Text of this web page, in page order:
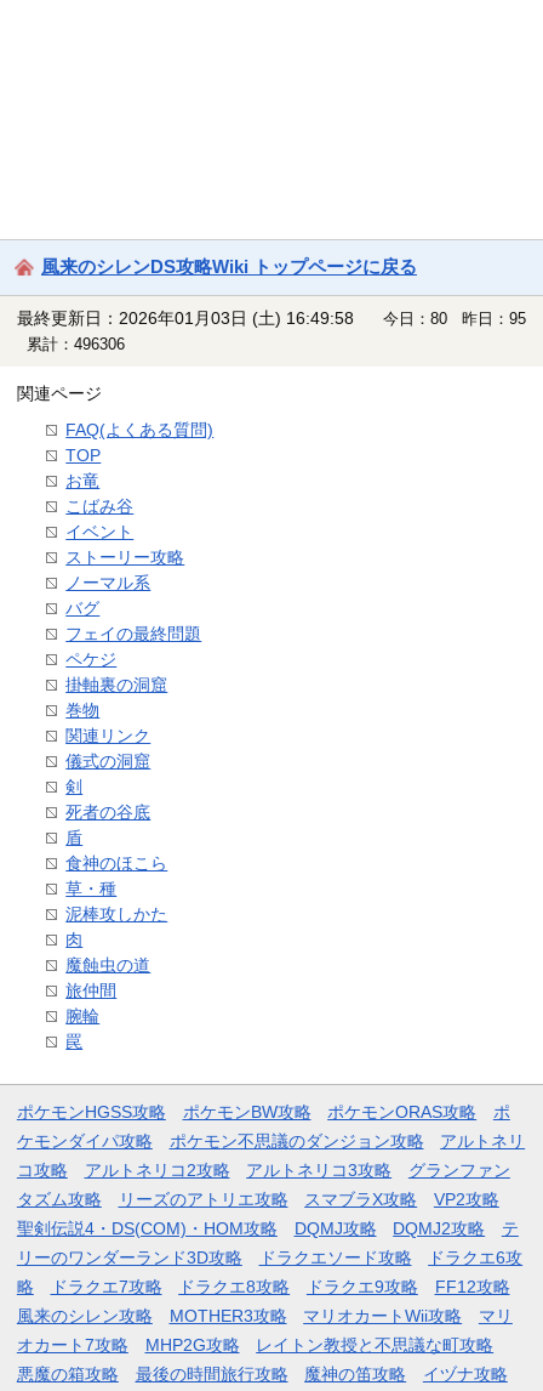
風来のシレンDS攻略Wiki トップページに戻る
最終更新日：2026年01月03日 (土) 16:49:58
今日：80 昨日：95
累計：496306
関連ページ
FAQ(よくある質問)
TOP
お竜
こばみ谷
イベント
ストーリー攻略
ノーマル系
バグ
フェイの最終問題
ペケジ
掛軸裏の洞窟
巻物
関連リンク
儀式の洞窟
剣
死者の谷底
盾
食神のほこら
草・種
泥棒攻しかた
肉
魔蝕虫の道
旅仲間
腕輪
罠
ポケモンHGSS攻略 ポケモンBW攻略 ポケモンORAS攻略
ポ
ケモンダイパ攻略
ポケモン不思議のダンジョン攻略
アルトネリ
コ攻略
アルトネリコ2攻略 アルトネリコ3攻略
グランファン
タズム攻略
リーズのアトリエ攻略 スマブラX攻略
VP2攻略
聖剣伝説4・DS(COM)・HOM攻略
DQMJ攻略 DQMJ2攻略
テ
リーのワンダーランド3D攻略
ドラクエソード攻略
ドラクエ6攻
略
ドラクエ7攻略 ドラクエ8攻略 ドラクエ9攻略
FF12攻略
風来のシレン攻略
MOTHER3攻略 マリオカートWii攻略
マリ
オカート7攻略
MHP2G攻略
レイトン教授と不思議な町攻略
悪魔の箱攻略
最後の時間旅行攻略 魔神の笛攻略 イヅナ攻略